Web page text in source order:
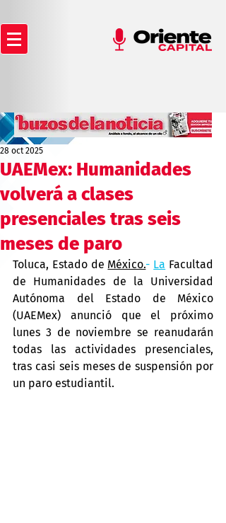
UAEMex: Humanidades
volverá a clases
presenciales tras seis
meses de paro
28 oct 2025
Toluca, Estado de México.- La Facultad
de Humanidades de la Universidad
Autónoma del Estado de México
(UAEMex) anunció que el próximo
lunes 3 de noviembre se reanudarán
todas las actividades presenciales,
tras casi seis meses de suspensión por
un paro estudiantil.